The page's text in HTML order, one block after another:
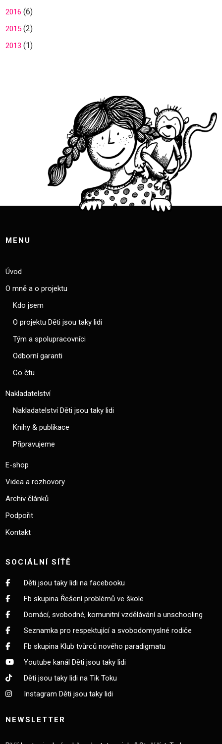
2016 (6)
2015(2)
2013 (1)
MENU
Úvod
O mně a o projektu
Kdo jsem
O projektu Děti jsou taky lidi
Tým a spolupracovníci
Odborní garanti
Co čtu
Nakladatelství
Nakladatelství Děti jsou taky lidi
Knihy & publikace
Připravujeme
E-shop
Videa a rozhovory
Archiv článků
Podpořit
Kontakt
SOCIÁLNÍ SÍŤĚ
Děti jsou taky lidi na facebooku
Fb skupina Řešení problémů ve škole
Domácí, svobodné, komunitní vzdělávání a unschooling
Seznamka pro respektující a svobodomyslné rodiče
Fb skupina Klub tvůrců nového paradigmatu
Youtube kanál Děti jsou taky lidi
Děti jsou taky lidi na Tik Toku
Instagram Děti jsou taky lidi
NEWSLETTER